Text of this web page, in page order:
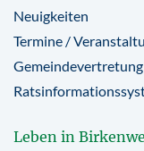
Neuigkeiten
Termine /
Gemeindevertretung
Leben in